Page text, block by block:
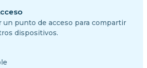
un punto de acceso para compartir
dispositivos.